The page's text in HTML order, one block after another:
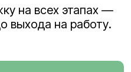
на всех этапах —
выхода на работу.